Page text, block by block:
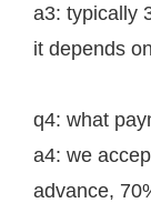
a3: typically
it depends
q4: what
a4: we
advance,